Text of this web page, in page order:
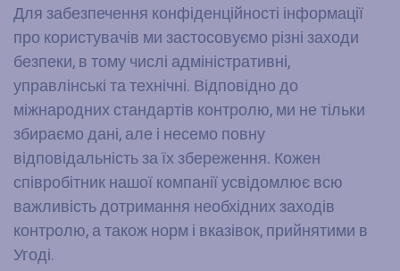
Для забезпечення конфіденційності інформації
про користувачів ми застосовуємо різні заходи
безпеки, в тому числі адміністративні,
управлінські та технічні. Відповідно до
міжнародних стандартів контролю, ми не тільки
збираємо дані, але і несемо повну
відповідальність за їх збереження. Кожен
співробітник нашої компанії усвідомлює всю
важливість дотримання необхідних заходів
контролю, а також норм і вказівок, прийнятими в
Угоді.